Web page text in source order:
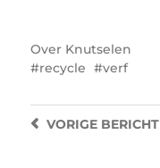
Over Knutselen
recycle
verf
VORIGEBERICHT